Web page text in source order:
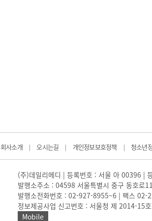
회사소개 | 오시는길 | 개인정보보호정책 | 청소년
(주)데일리메디 | 등록번호 : 서울 아 00396 |
발행소주소 : 04598 서울특별시 중구 동호로
발행소전화번호 : 02-927-8955~6 | 팩스 02-
정보제공사업 신고번호 : 서울청 제 2014-
Mobile